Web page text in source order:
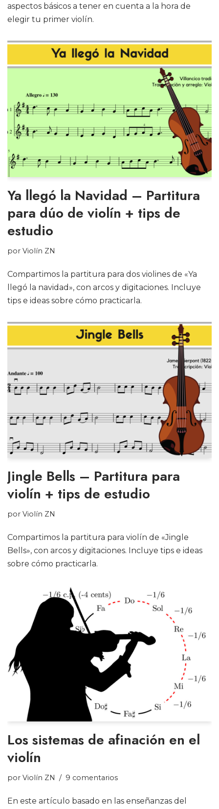
aspectos básicos a tener en cuenta a la hora de
elegir tu primer violín.
Ya llegó la Navidad – Partitura
para dúo de violín + tips de
estudio
por Violín ZN
Compartimos la partitura para dos violines de «Ya
llegó la navidad», con arcos y digitaciones. Incluye
tips e ideas sobre cómo practicarla.
Jingle Bells – Partitura para
violín + tips de estudio
por Violín ZN
Compartimos la partitura para violín de «Jingle
Bells», con arcos y digitaciones. Incluye tips e ideas
sobre cómo practicarla.
Los sistemas de afinación en el
violín
por Violín ZN 9 comentarios
En este artículo basado en las enseñanzas del